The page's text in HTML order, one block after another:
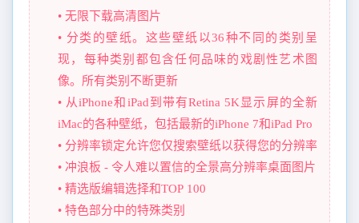
• 无限下载高清图片
• 分类的壁纸。这些壁纸以36种不同的类别呈
现，每种类别都包含任何品味的戏剧性艺术图
像。所有类别不断更新
• 从iPhone和iPad到带有Retina 5K显示屏的全新
iMac的各种壁纸，包括最新的iPhone 7和iPad Pro
• 分辨率锁定允许您仅搜索壁纸以获得您的分辨率
• 冲浪板 - 令人难以置信的全景高分辨率桌面图片
• 精选版编辑选择和TOP 100
• 特色部分中的特殊类别